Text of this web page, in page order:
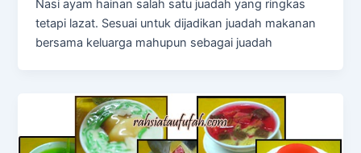
Nasi ayam hainan salah satu juadah yang ringkas
tetapi lazat. Sesuai untuk dijadikan juadah makanan
bersama keluarga mahupun sebagai juadah